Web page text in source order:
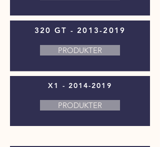
320 GT - 2013-2019
PRODUKTER
X1 - 2014-2019
PRODUKTER